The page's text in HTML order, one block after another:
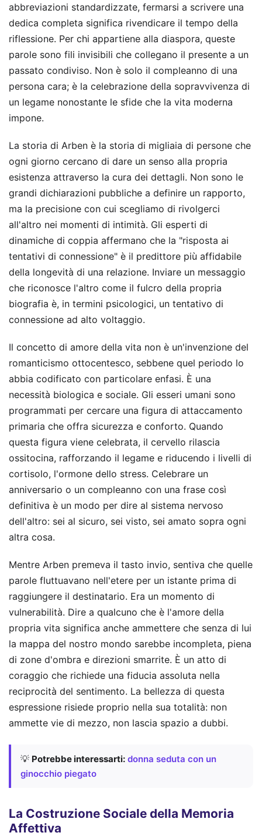
abbreviazioni standardizzate, fermarsi a scrivere una
dedica completa significa rivendicare il tempo della
riflessione. Per chi appartiene alla diaspora, queste
parole sono fili invisibili che collegano il presente a un
passato condiviso. Non è solo il compleanno di una
persona cara; è la celebrazione della sopravvivenza di
un legame nonostante le sfide che la vita moderna
impone.
La storia di Arben è la storia di migliaia di persone che
ogni giorno cercano di dare un senso alla propria
esistenza attraverso la cura dei dettagli. Non sono le
grandi dichiarazioni pubbliche a definire un rapporto,
ma la precisione con cui scegliamo di rivolgerci
all'altro nei momenti di intimità. Gli esperti di
dinamiche di coppia affermano che la "risposta ai
tentativi di connessione" è il predittore più affidabile
della longevità di una relazione. Inviare un messaggio
che riconosce l'altro come il fulcro della propria
biografia è, in termini psicologici, un tentativo di
connessione ad alto voltaggio.
Il concetto di amore della vita non è un'invenzione del
romanticismo ottocentesco, sebbene quel periodo lo
abbia codificato con particolare enfasi. È una
necessità biologica e sociale. Gli esseri umani sono
programmati per cercare una figura di attaccamento
primaria che offra sicurezza e conforto. Quando
questa figura viene celebrata, il cervello rilascia
ossitocina, rafforzando il legame e riducendo i livelli di
cortisolo, l'ormone dello stress. Celebrare un
anniversario o un compleanno con una frase così
definitiva è un modo per dire al sistema nervoso
dell'altro: sei al sicuro, sei visto, sei amato sopra ogni
altra cosa.
Mentre Arben premeva il tasto invio, sentiva che quelle
parole fluttuavano nell'etere per un istante prima di
raggiungere il destinatario. Era un momento di
vulnerabilità. Dire a qualcuno che è l'amore della
propria vita significa anche ammettere che senza di lui
la mappa del nostro mondo sarebbe incompleta, piena
di zone d'ombra e direzioni smarrite. È un atto di
coraggio che richiede una fiducia assoluta nella
reciprocità del sentimento. La bellezza di questa
espressione risiede proprio nella sua totalità: non
ammette vie di mezzo, non lascia spazio a dubbi.
💡 Potrebbe interessarti: donna seduta con un
ginocchio piegato
La Costruzione Sociale della Memoria
Affettiva